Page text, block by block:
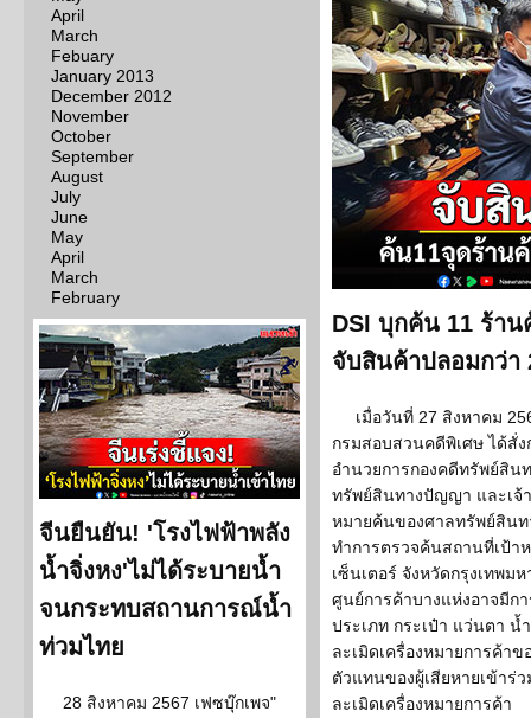
April
March
Febuary
January 2013
December 2012
November
October
September
August
July
June
May
April
March
February
จีนยืนยัน! 'โรงไฟฟ้าพลัง
น้ำจิ่งหง'ไม่ได้ระบายน้ำ
จนกระทบสถานการณ์น้ำ
ท่วมไทย
28 สิงหาคม 2567 เฟซบุ๊กเพจ"
DSI บุกค้น 11 ร้าน
จับสินค้าปลอมกว่
เมื่อวันที่ 27 สิงหาคม
กรมสอบสวนคดีพิเศษ ได้สั่
อำนวยการกองคดีทรัพย์สิน
ทรัพย์สินทางปัญญา และเจ้
หมายค้นของศาลทรัพย์สิน
ทำการตรวจค้นสถานที่เป้า
เซ็นเตอร์ จังหวัดกรุงเทพ
ศูนย์การค้าบางแห่งอาจมีก
ประเภท กระเป๋า แว่นตา
ละเมิดเครื่องหมายการค้า
ตัวแทนของผู้เสียหายเข้าร่
ละเมิดเครื่องหมายการค้า